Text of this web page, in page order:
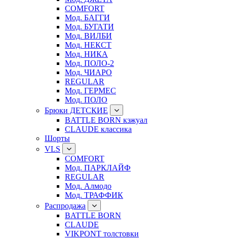
COMFORT
Мод. БАГГИ
Мод. БУГАТИ
Мод. ВИЛБИ
Мод. НЕКСТ
Мод. НИКА
Мод. ПОЛО-2
Мод. ЧИАРО
REGULAR
Мод. ГЕРМЕС
Мод. ПОЛО
Брюки ДЕТСКИЕ
BATTLE BORN кэжуал
CLAUDE классика
Шорты
VLS
COMFORT
Мод. ПАРКЛАЙФ
REGULAR
Мод. Алмодо
Мод. ТРАФФИК
Распродажа
BATTLE BORN
CLAUDE
VIKPONT толстовки